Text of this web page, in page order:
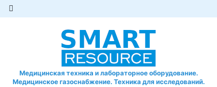
Медицинская техника и лабораторное оборудование.
Медицинское газоснабжение. Техника для исследований.